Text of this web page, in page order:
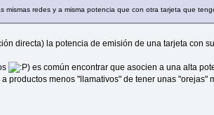
redes y a misma potencia que con otra tarjeta que
directa) la potencia de emisión de una tarjeta con
) es común encontrar que asocien a una alta
productos menos "llamativos" de tener unas